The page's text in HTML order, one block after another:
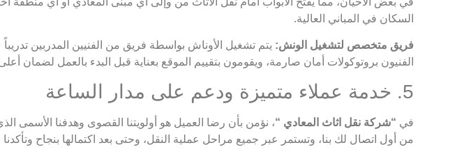
السكان في المباني العالية.
فريق متخصص لتشغيل الونش: يتم تشغيل الأوناش بواسطة فريق من الفنيين المدربين
الفنيون بروتوكولات أمان صارمة، ويقومون بتقييم الموقع بعناية قبل البدء بالعمل لضمان
5. خدمة عملاء متميزة ودعم على مدار الساعة
في “شركة نقل اثاث المعادي “، نؤمن بأن رضا العميل هو أولويتنا القصوى وهدفنا الأسمى
من أول اتصال لك بنا، وتستمر عبر جميع مراحل عملية النقل، وحتى بعد اكتمالها بنجاح